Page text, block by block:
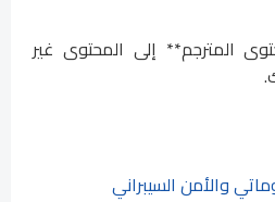
المترجم** إلى المحتوى غير
والأمن السيبراني